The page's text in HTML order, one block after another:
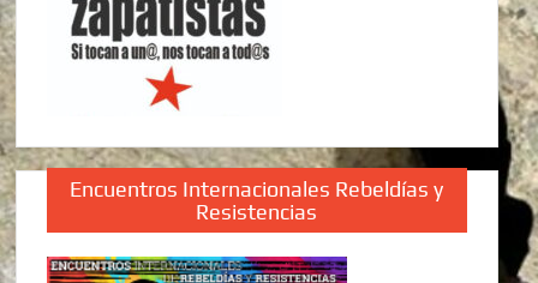
Encuentros Internacionales Rebeldías y
Resistencias